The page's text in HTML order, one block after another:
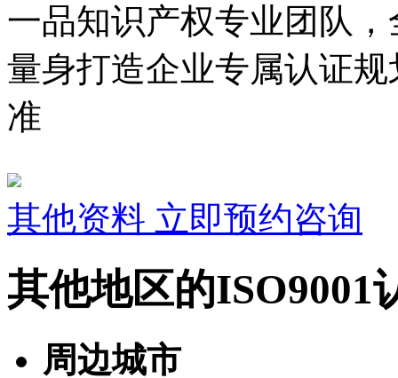
一品知识产权专业团队
量身打造企业专属认证
准
其他资料 立即预约咨询
其他地区的ISO9001
周边城市